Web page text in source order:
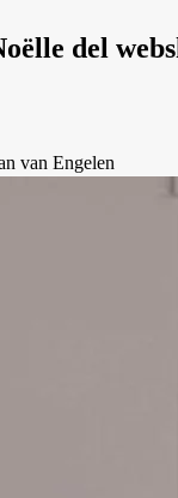
del
van Engelen